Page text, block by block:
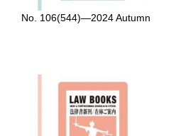
No. 106(544)—2024 Autumn